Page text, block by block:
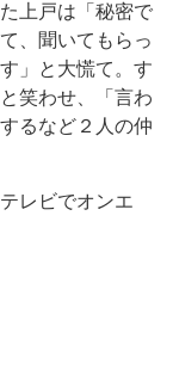
上戸は「秘密で
、聞いてもらっ
」と大慌て。す
笑わせ、「言わ
るなど２人の仲
レビでオンエ